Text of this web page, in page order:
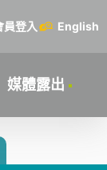
員登入 English
媒體露出